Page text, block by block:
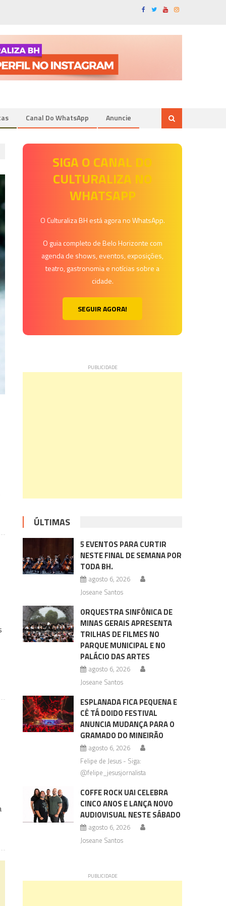
Canal Do WhatsApp Anuncie
SIGA O CANAL DO
CULTURALIZA NO
WHATSAPP
O Culturaliza BH está agora no WhatsApp.
O guia completo de Belo Horizonte com
agenda de shows, eventos, exposições,
teatro, gastronomia e notícias sobre a
cidade.
SEGUIR AGORA!
ÚLTIMAS
5 EVENTOS PARA CURTIR
NESTE FINAL DE SEMANA POR
TODA BH.
agosto 6, 2026
Joseane Santos
ORQUESTRA SINFÔNICA DE
MINAS GERAIS APRESENTA
TRILHAS DE FILMES NO
PARQUE MUNICIPAL E NO
PALÁCIO DAS ARTES
agosto 6, 2026
Joseane Santos
ESPLANADA FICA PEQUENA E
CÊ TÁ DOIDO FESTIVAL
ANUNCIA MUDANÇA PARA O
GRAMADO DO MINEIRÃO
agosto 6, 2026
Felipe de Jesus - Siga:
@felipe_jesusjornalista
COFFE ROCK UAI CELEBRA
CINCO ANOS E LANÇA NOVO
AUDIOVISUAL NESTE SÁBADO
agosto 6, 2026
Joseane Santos